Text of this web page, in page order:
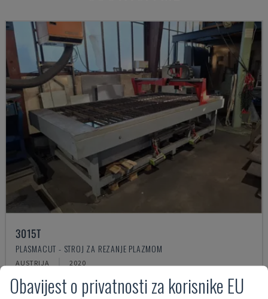
3015T
PLASMACUT - STROJ ZA REZANJE PLAZMOM
AUSTRIJA 2020
26.000 €
Obavijest o privatnosti za korisnike EU